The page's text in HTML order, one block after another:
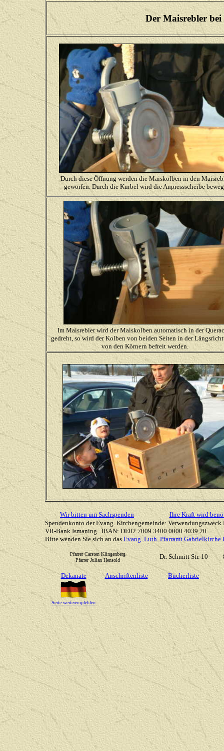
Der Maisrebler bei
Durch diese Öffnung werden die Maiskolben in den
geworfen. Durch die Kurbel wird die Anpressscheibe
Im Maisrebler wird der Maiskolben automatisch in der
gedreht, so wird der Kolben von beiden Seiten in der
von den Körnern befreit werden.
Wir bitten um Sachspenden
Ihre Kraft wird
Spendenkonto der Evang. Kirchengemeinde:
VR-Bank Ismaning IBAN: DE02 7009 3400 0000 4039 20
Bitte wenden Sie sich an das Evang. Luth. Pfarramt
Pfarrer Carsten Klingenberg
Pfarrer Julian Hensold
Dr. Schmitt Str. 10
Dekanate Anschriftenliste Bücherliste
Seite weiterempfehlen